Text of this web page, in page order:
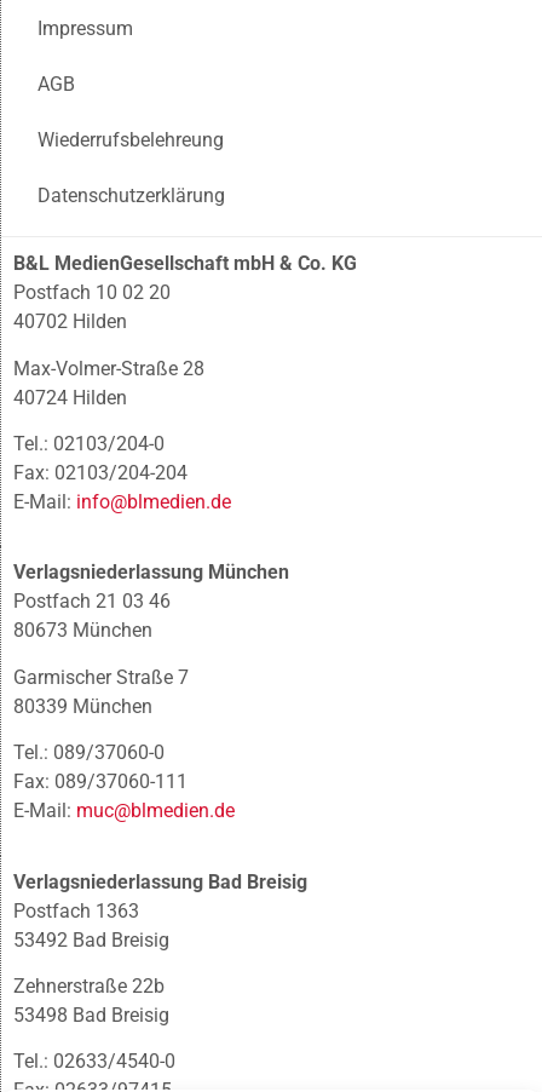
Impressum
AGB
Wiederrufsbelehreung
Datenschutzerklärung
B&L MedienGesellschaft mbH & Co. KG
Postfach 10 02 20
40702 Hilden
Max-Volmer-Straße 28
40724 Hilden
Tel.: 02103/204-0
Fax: 02103/204-204
E-Mail: info@blmedien.de
Verlagsniederlassung München
Postfach 21 03 46
80673 München
Garmischer Straße 7
80339 München
Tel.: 089/37060-0
Fax: 089/37060-111
E-Mail: muc@blmedien.de
Verlagsniederlassung Bad Breisig
Postfach 1363
53492 Bad Breisig
Zehnerstraße 22b
53498 Bad Breisig
Tel.: 02633/4540-0